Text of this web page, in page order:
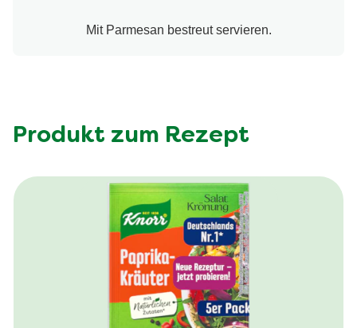
Mit Parmesan bestreut servieren.
Produkt zum Rezept